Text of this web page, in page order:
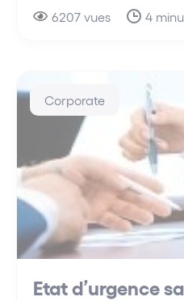
6207 vues 4
Corporate
Etat d’urgence